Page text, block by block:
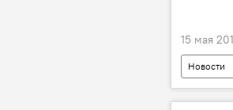
15 мая
Новости
смерть